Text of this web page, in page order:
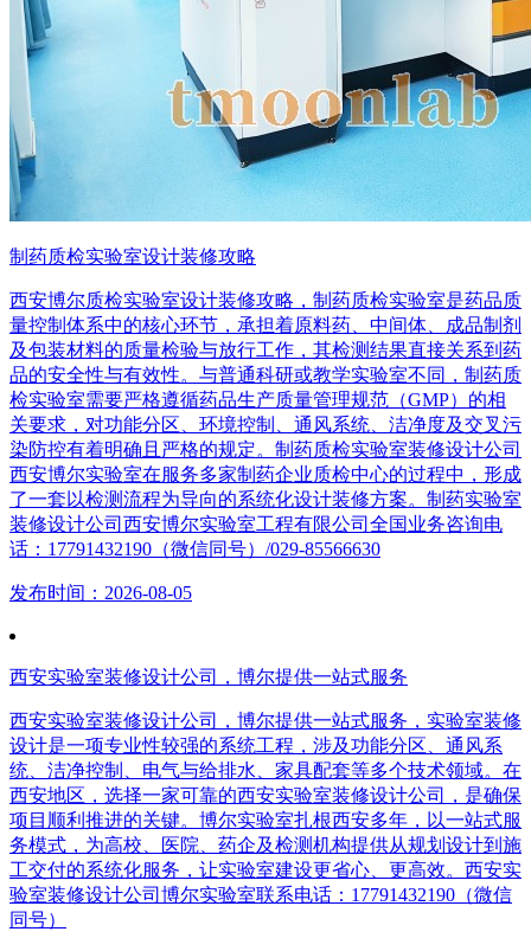
制药质检实验室设计装修攻略
西安博尔质检实验室设计装修攻略，制药质检实验室是药品质
量控制体系中的核心环节，承担着原料药、中间体、成品制剂
及包装材料的质量检验与放行工作，其检测结果直接关系到药
品的安全性与有效性。与普通科研或教学实验室不同，制药质
检实验室需要严格遵循药品生产质量管理规范（GMP）的相
关要求，对功能分区、环境控制、通风系统、洁净度及交叉污
染防控有着明确且严格的规定。制药质检实验室装修设计公司
西安博尔实验室在服务多家制药企业质检中心的过程中，形成
了一套以检测流程为导向的系统化设计装修方案。制药实验室
装修设计公司西安博尔实验室工程有限公司全国业务咨询电
话：17791432190（微信同号）/029-85566630
发布时间：2026-08-05
西安实验室装修设计公司，博尔提供一站式服务
西安实验室装修设计公司，博尔提供一站式服务，实验室装修
设计是一项专业性较强的系统工程，涉及功能分区、通风系
统、洁净控制、电气与给排水、家具配套等多个技术领域。在
西安地区，选择一家可靠的西安实验室装修设计公司，是确保
项目顺利推进的关键。博尔实验室扎根西安多年，以一站式服
务模式，为高校、医院、药企及检测机构提供从规划设计到施
工交付的系统化服务，让实验室建设更省心、更高效。西安实
验室装修设计公司博尔实验室联系电话：17791432190（微信
同号）